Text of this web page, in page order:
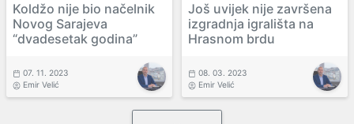
Koldžo nije bio načelnik
Novog Sarajeva
“dvadesetak godina”
07. 11. 2023
Emir Velić
Još uvijek nije završena
izgradnja igrališta na
Hrasnom brdu
08. 03. 2023
Emir Velić